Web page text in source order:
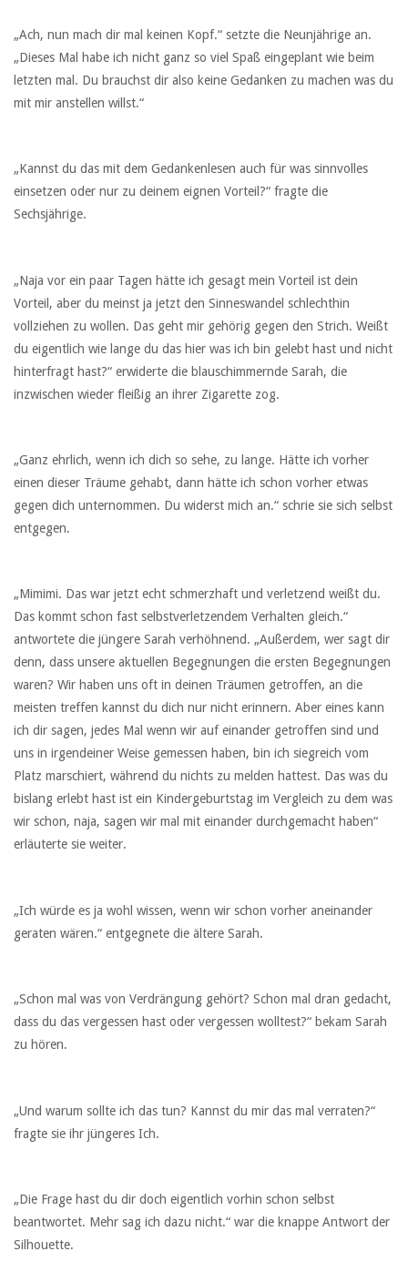
„Ach, nun mach dir mal keinen Kopf.“ setzte die Neunjährige an.
„Dieses Mal habe ich nicht ganz so viel Spaß eingeplant wie beim
letzten mal. Du brauchst dir also keine Gedanken zu machen was du
mit mir anstellen willst.“
„Kannst du das mit dem Gedankenlesen auch für was sinnvolles
einsetzen oder nur zu deinem eignen Vorteil?“ fragte die
Sechsjährige.
„Naja vor ein paar Tagen hätte ich gesagt mein Vorteil ist dein
Vorteil, aber du meinst ja jetzt den Sinneswandel schlechthin
vollziehen zu wollen. Das geht mir gehörig gegen den Strich. Weißt
du eigentlich wie lange du das hier was ich bin gelebt hast und nicht
hinterfragt hast?“ erwiderte die blauschimmernde Sarah, die
inzwischen wieder fleißig an ihrer Zigarette zog.
„Ganz ehrlich, wenn ich dich so sehe, zu lange. Hätte ich vorher
einen dieser Träume gehabt, dann hätte ich schon vorher etwas
gegen dich unternommen. Du widerst mich an.“ schrie sie sich selbst
entgegen.
„Mimimi. Das war jetzt echt schmerzhaft und verletzend weißt du.
Das kommt schon fast selbstverletzendem Verhalten gleich.“
antwortete die jüngere Sarah verhöhnend. „Außerdem, wer sagt dir
denn, dass unsere aktuellen Begegnungen die ersten Begegnungen
waren? Wir haben uns oft in deinen Träumen getroffen, an die
meisten treffen kannst du dich nur nicht erinnern. Aber eines kann
ich dir sagen, jedes Mal wenn wir auf einander getroffen sind und
uns in irgendeiner Weise gemessen haben, bin ich siegreich vom
Platz marschiert, während du nichts zu melden hattest. Das was du
bislang erlebt hast ist ein Kindergeburtstag im Vergleich zu dem was
wir schon, naja, sagen wir mal mit einander durchgemacht haben“
erläuterte sie weiter.
„Ich würde es ja wohl wissen, wenn wir schon vorher aneinander
geraten wären.“ entgegnete die ältere Sarah.
„Schon mal was von Verdrängung gehört? Schon mal dran gedacht,
dass du das vergessen hast oder vergessen wolltest?“ bekam Sarah
zu hören.
„Und warum sollte ich das tun? Kannst du mir das mal verraten?“
fragte sie ihr jüngeres Ich.
„Die Frage hast du dir doch eigentlich vorhin schon selbst
beantwortet. Mehr sag ich dazu nicht.“ war die knappe Antwort der
Silhouette.